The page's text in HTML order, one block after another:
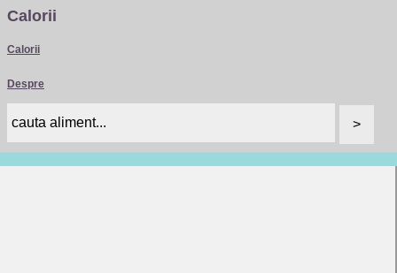
Calorii
Calorii
Despre